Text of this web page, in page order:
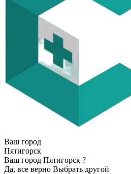
Ваш город
Пятигорск
Ваш город Пятигорск ?
Да, все верно Выбрать другой